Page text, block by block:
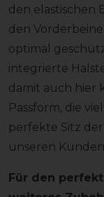
den elastischen
den
optimal
integrierte
damit auch hier
Passform, die
perfekte Sitz
unseren
Für den